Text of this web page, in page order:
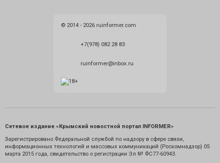
© 2014 - 2026 ruinformer.com
+7(978) 082 28 83
ruinformer@inbox.ru
Сетевое издание «Крымский новостной портал INFORMER»
Зарегистрировано Федеральной службой по надзору в сфере связи,
информационных технологий и массовых коммуникаций (Роскомнадзор) 05
марта 2015 года, свидетельство о регистрации Эл № ФС77-60943.